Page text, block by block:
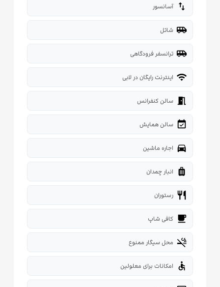
import_export آسانسور
airport_shuttle شاتل
airport_shuttle ترانسفر فرودگاهی
wifi اینترنت رایگان در لابی
meeting_room سالن کنفرانس
event_available سالن همایش
directions_car اجاره ماشین
luggage انبار چمدان
restaurant رستوران
local_cafe کافی شاپ
smoke_free محل سیگار ممنوع
accessible امکانات برای معلولین